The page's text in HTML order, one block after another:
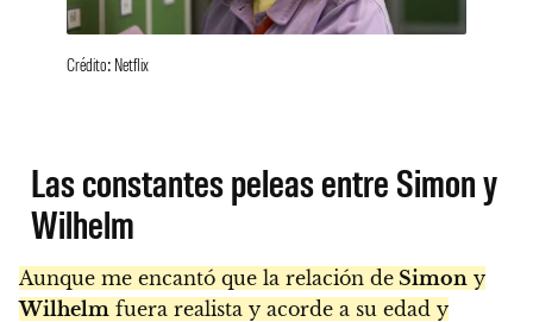
Crédito: Netflix
Las constantes peleas entre Simon y
Wilhelm
Aunque me encantó que la relación de Simon y
Wilhelm fuera realista y acorde a su edad y